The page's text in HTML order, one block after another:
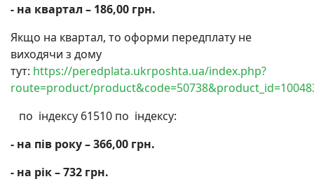
- на квартал – 186,00 грн.
Якщо на квартал, то оформи передплату не
виходячи з дому
тут: https://peredplata.ukrposhta.ua/index.php?
route=product/
по індексу 61510 по індексу:
- на пів року – 366,00 грн.
- на рік – 732 грн.